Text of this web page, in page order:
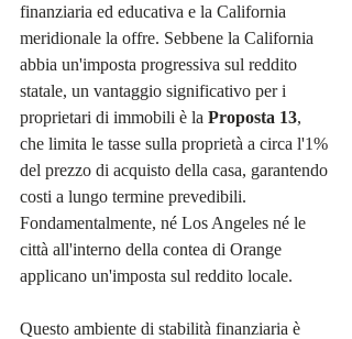
finanziaria ed educativa e la California
meridionale la offre. Sebbene la California
abbia un'imposta progressiva sul reddito
statale, un vantaggio significativo per i
proprietari di immobili è la Proposta 13,
che limita le tasse sulla proprietà a circa l'1%
del prezzo di acquisto della casa, garantendo
costi a lungo termine prevedibili.
Fondamentalmente, né Los Angeles né le
città all'interno della contea di Orange
applicano un'imposta sul reddito locale.
Questo ambiente di stabilità finanziaria è